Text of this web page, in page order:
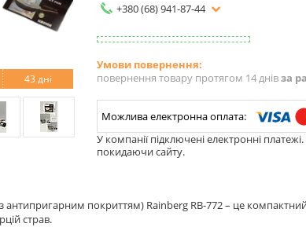
43 дні
+380 (68) 941-87-44
повернення товару протягом 14 днівза
У компанії підключені електронні
покидаючи сайту.
антипригарним покриттям) Rainberg RB-772 – це
страв.